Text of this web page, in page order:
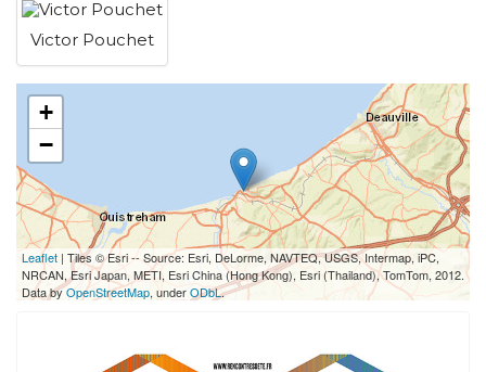
Victor Pouchet
+
−
Leaflet | Tiles © Esri -- Source: Esri, DeLorme, NAVTEQ, USGS, Intermap, iPC,
NRCAN, Esri Japan, METI, Esri China (Hong Kong), Esri (Thailand), TomTom, 2012.
Data byOpenStreetMap, underODbL.